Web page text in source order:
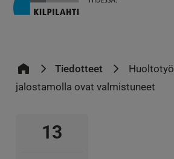
Tiedotteet
jalostamolla ovat valmistuneet
13